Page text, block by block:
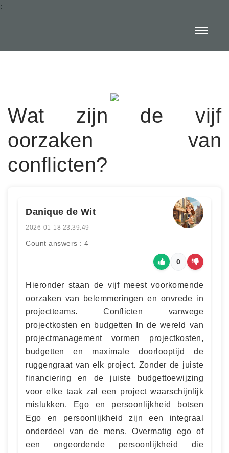
:
Wat zijn de vijf
oorzaken van
conflicten?
Danique de Wit
2026-01-18 23:39:49
Count answers : 4
0
Hieronder staan de vijf meest voorkomende
oorzaken van belemmeringen en onvrede in
projectteams. Conflicten vanwege
projectkosten en budgetten In de wereld van
projectmanagement vormen projectkosten,
budgetten en maximale doorlooptijd de
ruggengraat van elk project. Zonder de juiste
financiering en de juiste budgettoewijzing
voor elke taak zal een project waarschijnlijk
mislukken. Ego en persoonlijkheid botsen
Ego en persoonlijkheid zijn een integraal
onderdeel van de mens. Overmatig ego of
een ongeordende persoonlijkheid die